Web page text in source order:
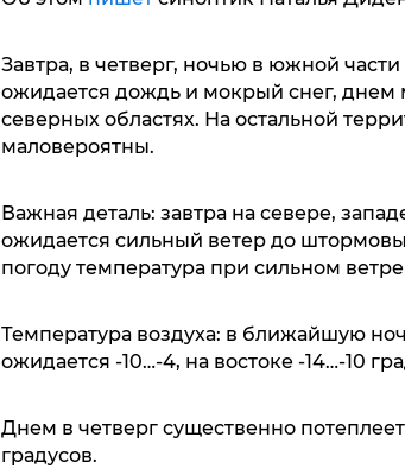
Завтра, в четверг, ночью в южной
ожидается дождь и мокрый снег, днем
северных областях. На остальной
маловероятны.
Важная деталь: завтра на севере,
ожидается сильный ветер до
погоду температура при сильном
Температура воздуха: в ближайшую
ожидается -10…-4, на востоке -14…-10
Днем в четверг существенно
градусов.